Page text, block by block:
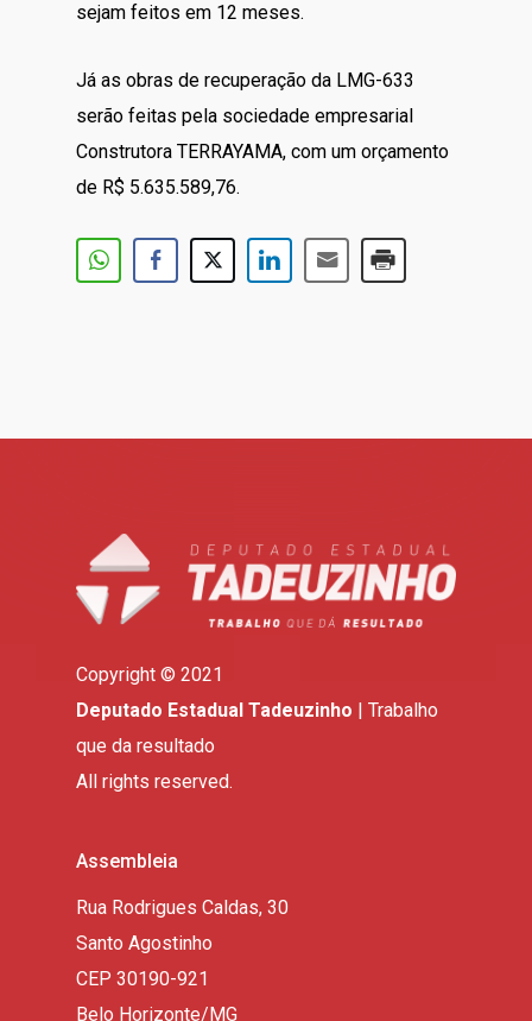
sejam feitos em 12 meses.
Já as obras de recuperação da LMG-633
serão feitas pela sociedade empresarial
Construtora TERRAYAMA, com um orçamento
de R$ 5.635.589,76.
Copyright © 2021
Deputado Estadual Tadeuzinho | Trabalho
que da resultado
All rights reserved.
Assembleia
Rua Rodrigues Caldas, 30
Santo Agostinho
CEP 30190-921
Belo Horizonte/MG